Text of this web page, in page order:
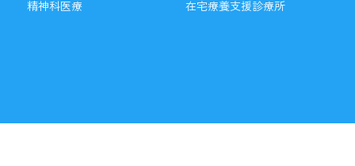
精神科医療 在宅療養支援診療所